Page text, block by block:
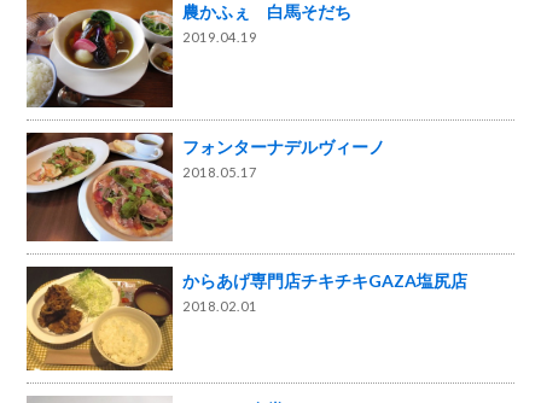
農かふぇ 白馬そだち
2019.04.19
フォンターナデルヴィーノ
2018.05.17
からあげ専門店チキチキGAZA塩尻店
2018.02.01